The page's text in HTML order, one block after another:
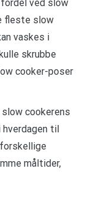
fordel ved slow
fleste slow
vaskes i
skrubbe
cooker-poser
cookerens
til
måltider,